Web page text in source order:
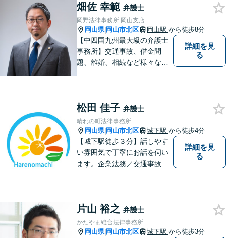
んなささいなことでも構いま
せん。お気軽にご相談くださ
い。【土曜日も受付可能】
【専用駐車場あり】
畑佐 幸範 弁護士
岡野法律事務所 岡山支店
岡山県|岡山市北区 岡山駅 から徒歩8分
【中四国九州最大級の弁護士
事務所】交通事故、借金問
題、離婚、相続など様々な問
い！
詳細を見
る
松田 佳子 弁護士
晴れの町法律事務所
岡山県|岡山市北区 城下駅 から徒歩4分
【城下駅徒歩３分】話しやす
い雰囲気で丁寧にお話を伺い
ます。企業法務／交通事故／
詳細を見
る
片山 裕之 弁護士
かたやま総合法律事務所
岡山県|岡山市北区 城下駅 から徒歩3分